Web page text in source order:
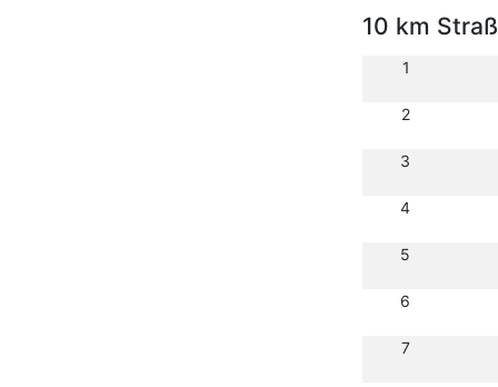
10 km
1
2
3
4
5
6
7